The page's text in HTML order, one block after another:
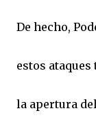
De hecho,
estos
la apertura